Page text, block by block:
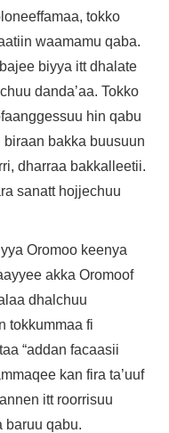
tokko
waamamu qaba.
biyya itt dhalate
danda’aa. Tokko
hin qabu
biraan bakka buusuun
dharraa bakkalleetii.
sanatt hojjechuu
Oromoo keenya
akka Oromoof
dhalchuu
tokkummaa fi
“addan facaasii
kan fira ta’uuf
itt roorrisuu
baruu qabu.